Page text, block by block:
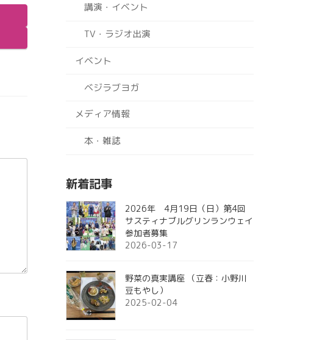
講演・イベント
TV・ラジオ出演
イベント
ベジラブヨガ
メディア情報
本・雑誌
新着記事
2026年 4月19日（日）第4回
サスティナブルグリンランウェイ
参加者募集
2026-03-17
野菜の真実講座 （立春：小野川
豆もやし）
2025-02-04